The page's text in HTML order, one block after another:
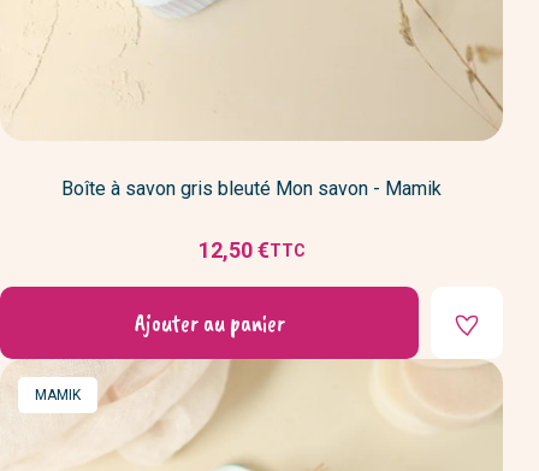
Boîte à savon gris bleuté Mon savon - Mamik
Prix
12,50 €TTC
Ajouter au panier
MARQUE
MAMIK